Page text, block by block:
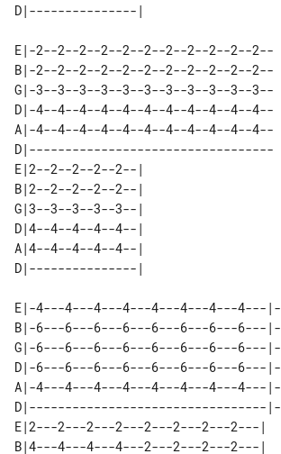
E|-2--2--2--2--2--2--2--2--2--2--2--
B|-2--2--2--2--2--2--2--2--2--2--2--
G|-3--3--3--3--3--3--3--3--3--3--3--
D|-4--4--4--4--4--4--4--4--4--4--4--
A|-4--4--4--4--4--4--4--4--4--4--4--
D|----------------------------------
E|2--2--2--2--2--|
B|2--2--2--2--2--|
G|3--3--3--3--3--|
D|4--4--4--4--4--|
A|4--4--4--4--4--|
E|-4---4---4---4---4---4---4---4---|-
B|-6---6---6---6---6---6---6---6---|-
G|-6---6---6---6---6---6---6---6---|-
D|-6---6---6---6---6---6---6---6---|-
A|-4---4---4---4---4---4---4---4---|-
D|---------------------------------|-
E|2---2---2---2---2---2---2---2---|
B|4---4---4---4---2---2---2---2---|